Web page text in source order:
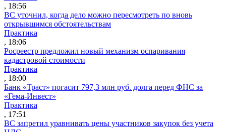
, 18:56
ВС уточнил, когда дело можно пересмотреть по вновь
открывшимся обстоятельствам
Практика
, 18:06
Росреестр предложил новый механизм оспаривания
кадастровой стоимости
Практика
, 18:00
Банк «Траст» погасит 797,3 млн руб. долга перед ФНС за
«Гема-Инвест»
Практика
, 17:51
ВС запретил уравнивать цены участников закупок без учета